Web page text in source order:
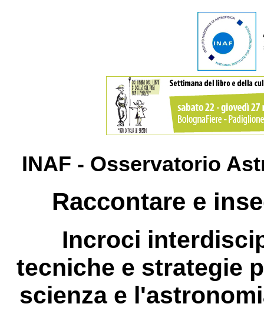
INAF - Osservatorio
Raccontare e
Incroci
tecniche e strategie
scienza e